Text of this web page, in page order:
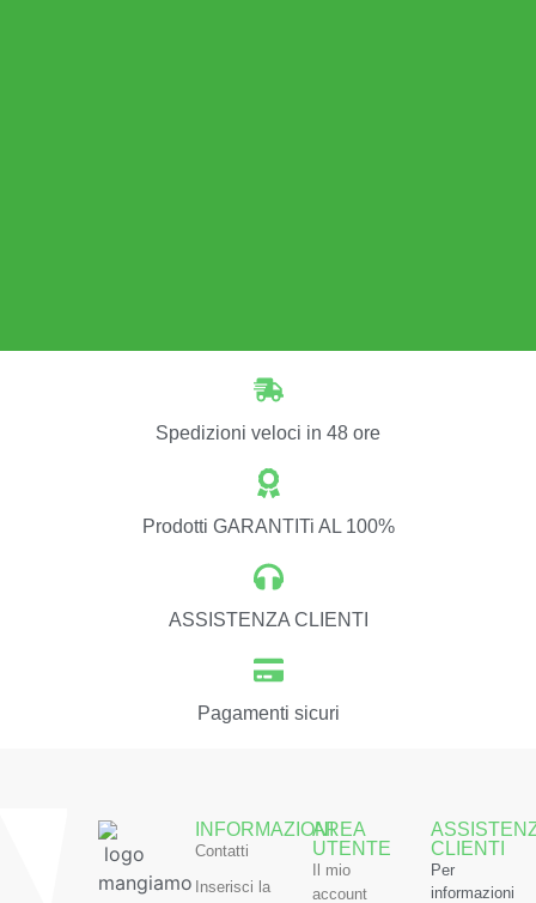
Spedizioni veloci in 48 ore
Prodotti GARANTITi AL 100%
ASSISTENZA CLIENTI
Pagamenti sicuri
INFORMAZIONI
Contatti
Inserisci la
AREA
UTENTE
Il mio
account
CLIENTI
Per
informazioni